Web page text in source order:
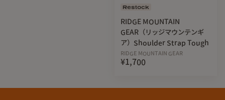
Restock
RIDGE MOUNTAIN
GEAR（リッジマウンテンギ
ア）Shoulder Strap Tough
RIDGE MOUNTAIN GEAR
¥1,700